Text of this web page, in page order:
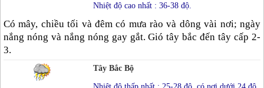
Nhiệt độ cao nhất : 36-38 độ.
Có mây, chiều tối và đêm có mưa rào và dông vài nơi; ngày
nắng nóng và nắng nóng gay gắt. Gió tây bắc đến tây cấp 2-
3.
Tây Bắc Bộ